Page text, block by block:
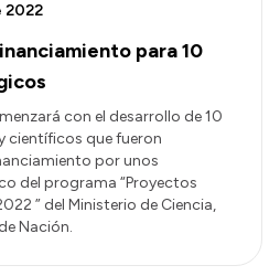
para 10
2022
con el desarrollo de 10
que fueron
por unos
del programa “Proyectos
” del Ministerio de Ciencia,
Nación.